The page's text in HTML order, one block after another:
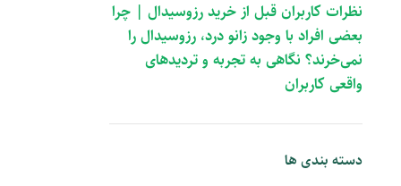
نظرات کاربران قبل از خرید رزوسیدال | چرا
بعضی افراد با وجود زانو درد، رزوسیدال را
نمی‌خرند؟ نگاهی به تجربه و تردیدهای
واقعی کاربران
دسته بندی ها